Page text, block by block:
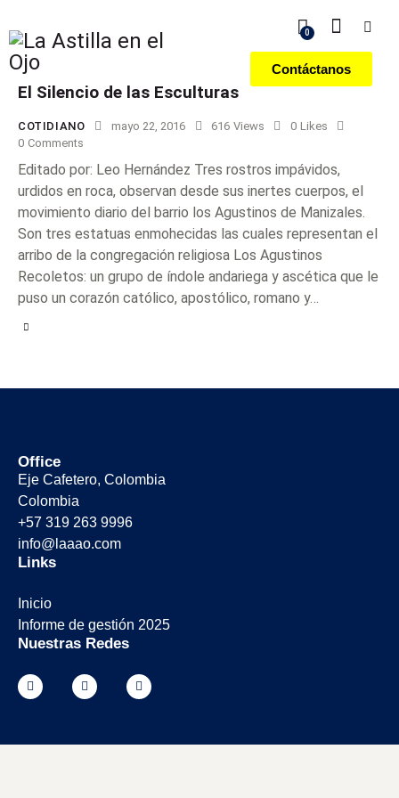
0
Contáctanos
El Silencio de las Esculturas
COTIDIANO mayo 22, 2016 616 Views 0 Likes
0 Comments
Editado por: Leo Hernández Tres rostros impávidos,
urdidos en roca, observan desde sus inertes cuerpos, el
movimiento diario del barrio los Agustinos de Manizales.
Son tres estatuas enmohecidas las cuales representan el
arribo de la congregación religiosa Los Agustinos
Recoletos: un grupo de índole andariega y ascética que le
puso un corazón católico, apostólico, romano y…
Office
Eje Cafetero, Colombia
Colombia
+57 319 263 9996
info@laaao.com
Links
Inicio
Informe de gestión 2025
Nuestras Redes